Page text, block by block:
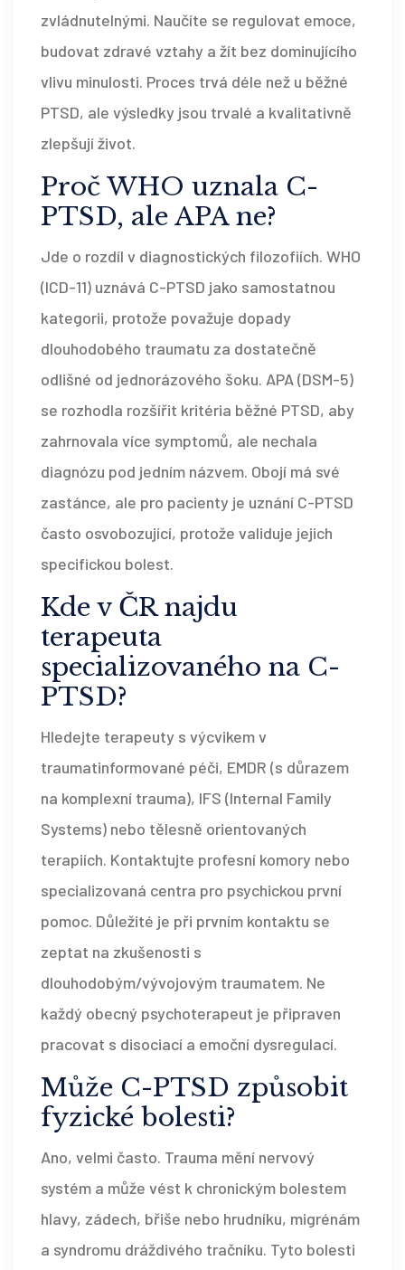
zvládnutelnými. Naučíte se regulovat emoce,
budovat zdravé vztahy a žít bez dominujícího
vlivu minulosti. Proces trvá déle než u běžné
PTSD, ale výsledky jsou trvalé a kvalitativně
zlepšují život.
Proč WHO uznala C-
PTSD, ale APA ne?
Jde o rozdíl v diagnostických filozofiích. WHO
(ICD-11) uznává C-PTSD jako samostatnou
kategorii, protože považuje dopady
dlouhodobého traumatu za dostatečně
odlišné od jednorázového šoku. APA (DSM-5)
se rozhodla rozšířit kritéria běžné PTSD, aby
zahrnovala více symptomů, ale nechala
diagnózu pod jedním názvem. Obojí má své
zastánce, ale pro pacienty je uznání C-PTSD
často osvobozující, protože validuje jejich
specifickou bolest.
Kde v ČR najdu
terapeuta
specializovaného na C-
PTSD?
Hledejte terapeuty s výcvikem v
traumatinformované péči, EMDR (s důrazem
na komplexní trauma), IFS (Internal Family
Systems) nebo tělesně orientovaných
terapiích. Kontaktujte profesní komory nebo
specializovaná centra pro psychickou první
pomoc. Důležité je při prvním kontaktu se
zeptat na zkušenosti s
dlouhodobým/vývojovým traumatem. Ne
každý obecný psychoterapeut je připraven
pracovat s disociací a emoční dysregulací.
Může C-PTSD způsobit
fyzické bolesti?
Ano, velmi často. Trauma mění nervový
systém a může vést k chronickým bolestem
hlavy, zádech, břiše nebo hrudníku, migrénám
a syndromu dráždivého tračníku. Tyto bolesti